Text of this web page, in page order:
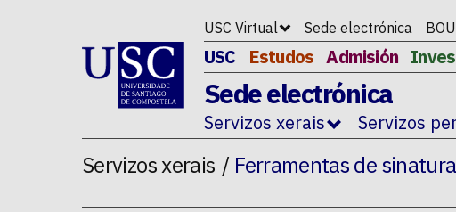
USC Virtual Sede electrónica
USC Estudos Admisión
Sede electrónica
Servizos xerais Servizos
Servizos xerais Ferramentas de